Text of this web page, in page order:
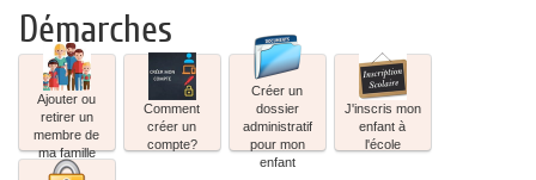
Démarches
Ajouter
ou
retirer
un
membre
de
Ajouter ou
retirer un
membre de
ma famille
Comment
créer
un
compte?
Comment
créer un
compte?
Créer
dossier
administratif
pour
mon
Créer un
dossier
administratif
pour mon
enfant
J'inscris
mon
enfant
à
l'école
J'inscris mon
enfant à
l'école
J'ai